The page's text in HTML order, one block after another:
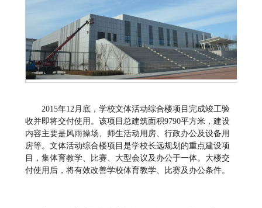
2015年12月底，学校文体活动综合楼项目完成竣工验
收并即将交付使用。该项目总建筑面积9790平方米，建设
内容主要是风雨操场、师生活动用房、行政办公及设备用
房等。文体活动综合楼项目是学校长远规划的重点建设项
目，集体育教学、比赛、大型会议及办公于一体。大楼交
付使用后，将有效改善学校体育教学、比赛及办公条件。